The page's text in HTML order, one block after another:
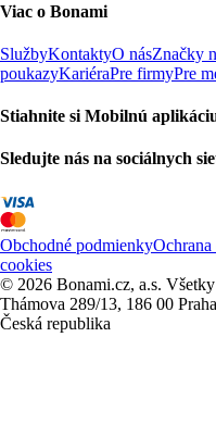
Viac o Bonami
SlužbyKontaktyO násZnačky
poukazyKariéraPre firmyPre
Stiahnite si Mobilnú
Sledujte nás na sociálnych
Obchodné podmienky
cookies
© 2026 Bonami.cz, a.s.
Thámova 289/13, 186 00 Praha
Česká republika